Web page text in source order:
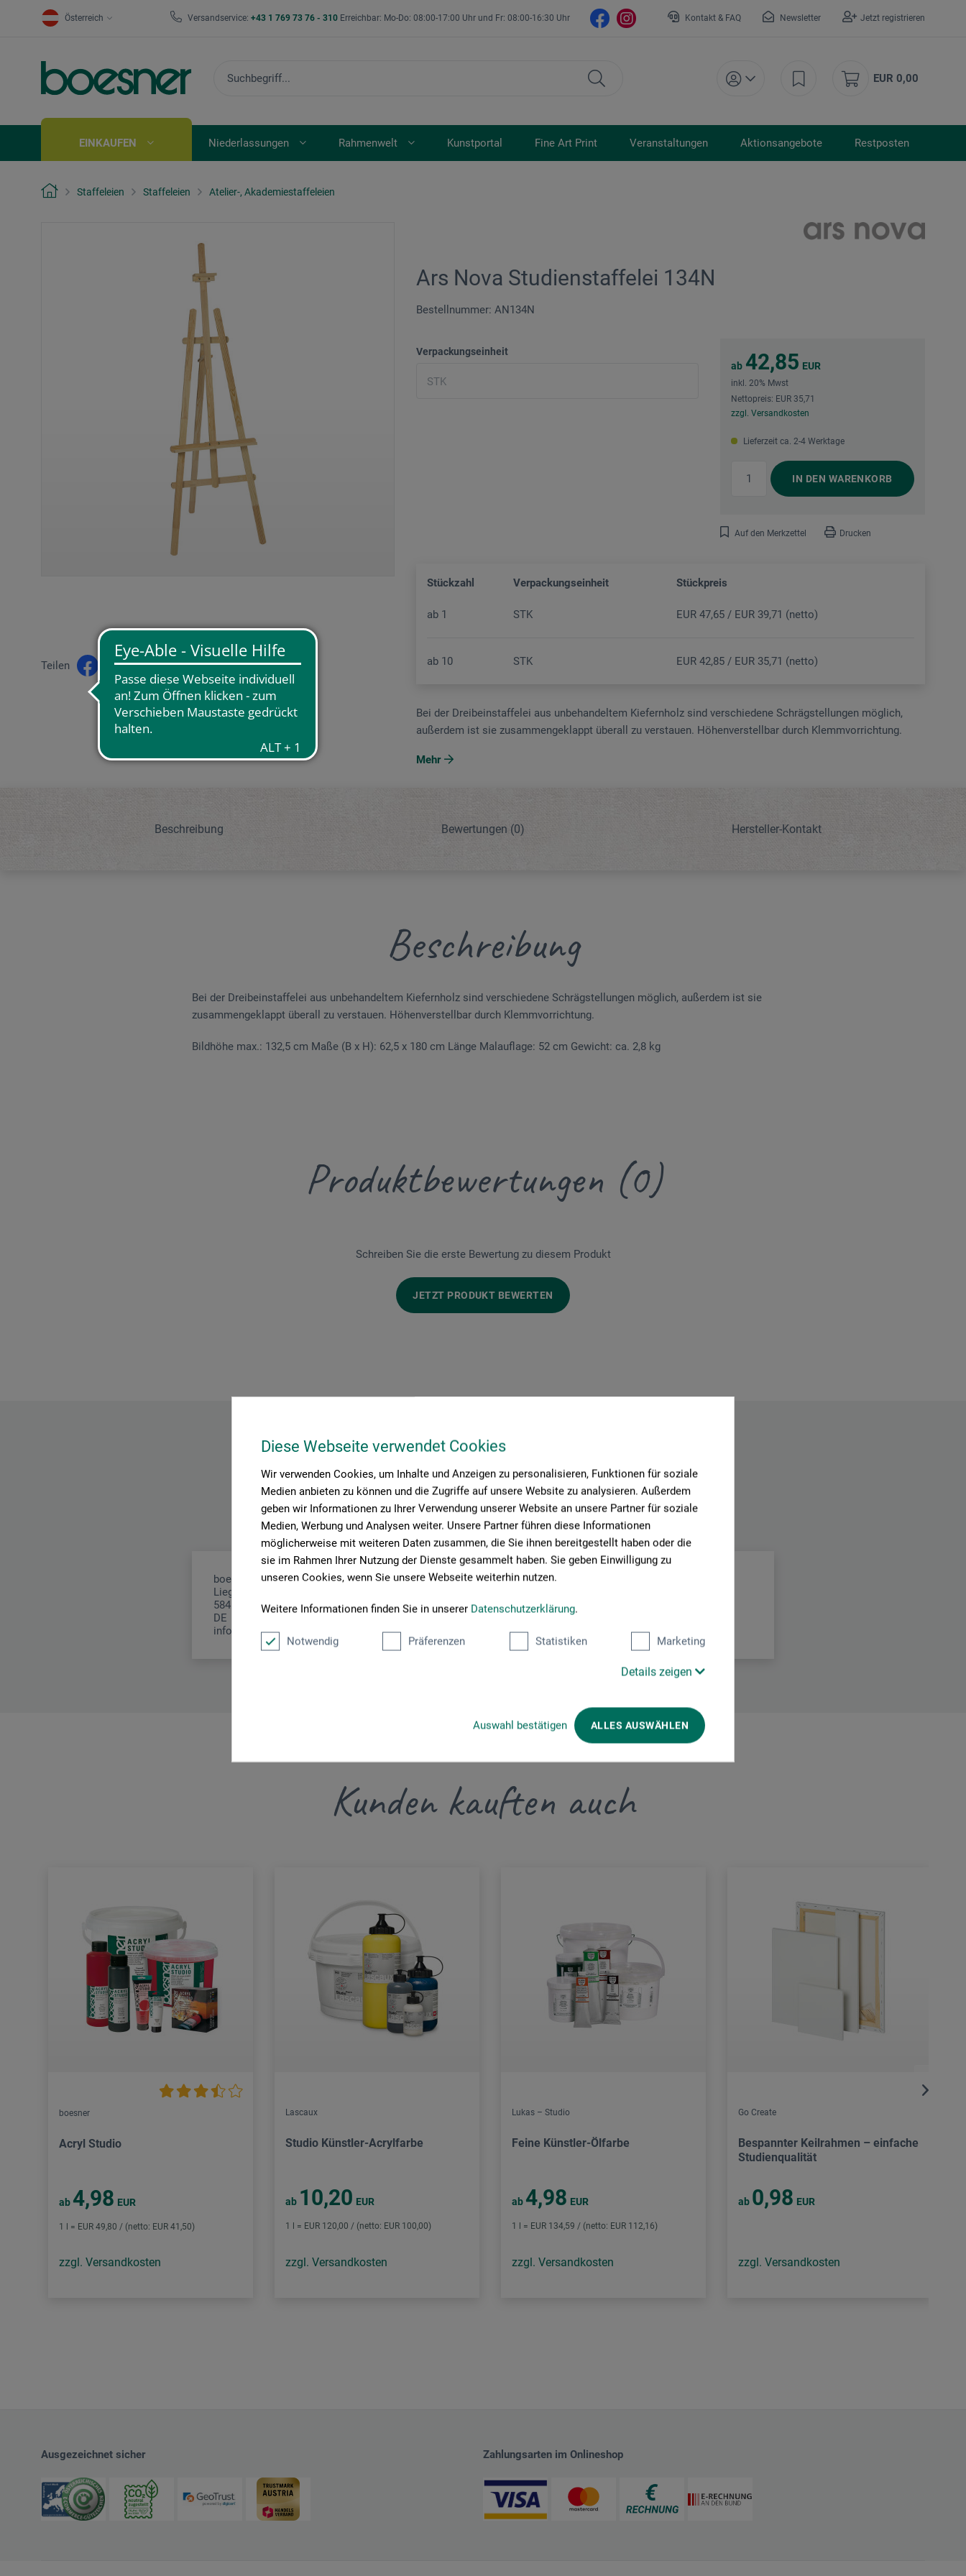
Diese Webseite verwendet Cookies
Wir verwenden Cookies, um Inhalte und Anzeigen zu personalisieren, Funktionen für soziale
Medien anbieten zu können und die Zugriffe auf unsere Website zu analysieren. Außerdem
geben wir Informationen zu Ihrer Verwendung unserer Website an unsere Partner für soziale
Medien, Werbung und Analysen weiter. Unsere Partner führen diese Informationen
möglicherweise mit weiteren Daten zusammen, die Sie ihnen bereitgestellt haben oder die
sie im Rahmen Ihrer Nutzung der Dienste gesammelt haben. Sie geben Einwilligung zu
unseren Cookies, wenn Sie unsere Webseite weiterhin nutzen.
Weitere Informationen finden Sie in unserer Datenschutzerklärung.
Notwendig Präferenzen Statistiken Marketing
Details zeigen
Auswahl bestätigen ALLES AUSWÄHLEN
Österreich Versandservice: +43 1 769 73 76 - 310 Erreichbar: Mo-Do: 08:00-17:00 Uhr und Fr: 08:00-16:30 Uhr Kontakt & FAQ Newsletter Jetzt registrieren
EUR 0,00
EINKAUFEN Niederlassungen Rahmenwelt Kunstportal Fine Art Print Veranstaltungen Aktionsangebote Restposten
Staffeleien Staffeleien Atelier-, Akademiestaffeleien
Ars Nova Studienstaffelei 134N
Bestellnummer: AN134N
Verpackungseinheit
ab 42,85 EUR
inkl. 20% Mwst
Nettopreis: EUR 35,71
zzgl. Versandkosten
Lieferzeit ca. 2-4 Werktage
IN DEN WARENKORB
Auf den Merkzettel Drucken
Teilen
Stückzahl Verpackungseinheit Stückpreis
ab 1 STK EUR 47,65 / EUR 39,71 (netto)
ab 10 STK EUR 42,85 / EUR 35,71 (netto)
Bei der Dreibeinstaffelei aus unbehandeltem Kiefernholz sind verschiedene Schrägstellungen möglich,
außerdem ist sie zusammengeklappt überall zu verstauen. Höhenverstellbar durch Klemmvorrichtung.
Mehr
Beschreibung Bewertungen (0) Hersteller-Kontakt
Beschreibung
Bei der Dreibeinstaffelei aus unbehandeltem Kiefernholz sind verschiedene Schrägstellungen möglich, außerdem ist sie
zusammengeklappt überall zu verstauen. Höhenverstellbar durch Klemmvorrichtung.
Bildhöhe max.: 132,5 cm Maße (B x H): 62,5 x 180 cm Länge Malauflage: 52 cm Gewicht: ca. 2,8 kg
Produktbewertungen (0)
Schreiben Sie die erste Bewertung zu diesem Produkt
JETZT PRODUKT BEWERTEN
Hersteller-Kontakt
Hier finden Sie die Kontaktdaten des Herstellers zu diesem Produkt.
boesner GmbH distribution + logistics
Liegnitzer Str. 17
58454 Witten
DE
info.dl@boesner.com
Kunden kauften auch
boesner
Acryl Studio
ab 4,98 EUR
1 l = EUR 49,80 / (netto: EUR 41,50)
zzgl. Versandkosten
Lascaux
Studio Künstler-Acrylfarbe
ab 10,20 EUR
1 l = EUR 120,00 / (netto: EUR 100,00)
zzgl. Versandkosten
Lukas – Studio
Feine Künstler-Ölfarbe
ab 4,98 EUR
1 l = EUR 134,59 / (netto: EUR 112,16)
zzgl. Versandkosten
Go Create
Bespannter Keilrahmen – einfache
Studienqualität
ab 0,98 EUR
zzgl. Versandkosten
Ausgezeichnet sicher Zahlungsarten im Onlineshop